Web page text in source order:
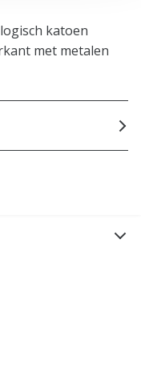
katoen
met metalen